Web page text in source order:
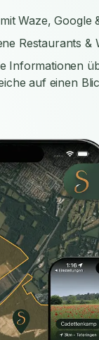
Waze, Google
Restaurants &
Informationen
auf einen